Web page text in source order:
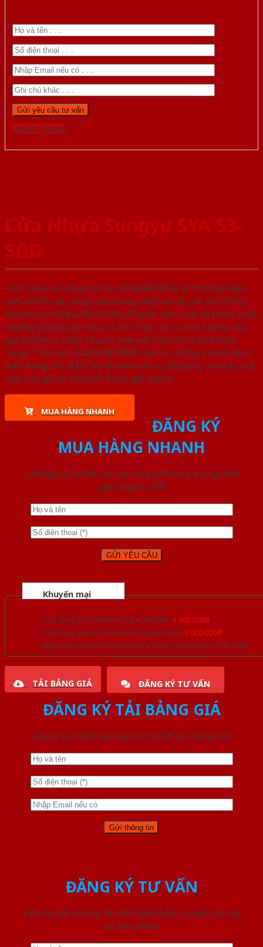
Gọi 0976.169.864
Cửa Nhựa Sungyu SYA 53-
SGD
Cửa nhựa và nhựa gỗ tại SAIGONDOOR là thương hiệu
sản phẩm các dòng cửa trong một chuỗi các hệ thống
Showroom SAIGONDOOR. Chuyên sản xuất và phân phối
những dòng cửa nhựa và hỗ hợp nhựa chất lượng cao,
giá thành rẻ nhất và phù hợp với mọi nhu cầu khách
hàng. Trên hết, SAIGONDOOR còn có những chính sách
bán hàng ƯU ĐÃI CAO đi kèm với sự đa dạng về mẫu mã,
loại cửa gỗ và cả phân khúc giá thành.
MUA HÀNG NHANH
ĐĂNG KÝ
MUA HÀNG NHANH
Chúng tôi sẽ liên lạc lại với quý khách trong thời
gian ngắn nhất
Khuyến mại
Quà tặng đồ nội thất trang trí lên đến 1.000.000đ
Giảm trực tiếp khi mua đơn hàng lớn hơn 3.000.000đ
Nhiều ưu đãi lớn khi đăng ký tài khoản thành viên thân thiết
TẢI BẢNG GIÁ ĐĂNG KÝ TƯ VẤN
ĐĂNG KÝ TẢI BẢNG GIÁ
Đăng ký nhận báo giá mới nhất từ chúng tôi
ĐĂNG KÝ TƯ VẤN
Liên hệ với chúng tôi để nhận được tư vấn chi tiết
về sản phẩm